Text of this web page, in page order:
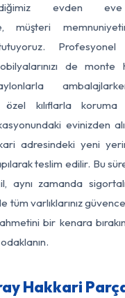
evden
müşteri
Profesyonel
de
özel kılıflarla
evinizden
adresindeki yeni
teslim edilir. Bu
aynı zamanda sigortalı
tüm varlıklarınız güvence
bir kenara
Hakkari